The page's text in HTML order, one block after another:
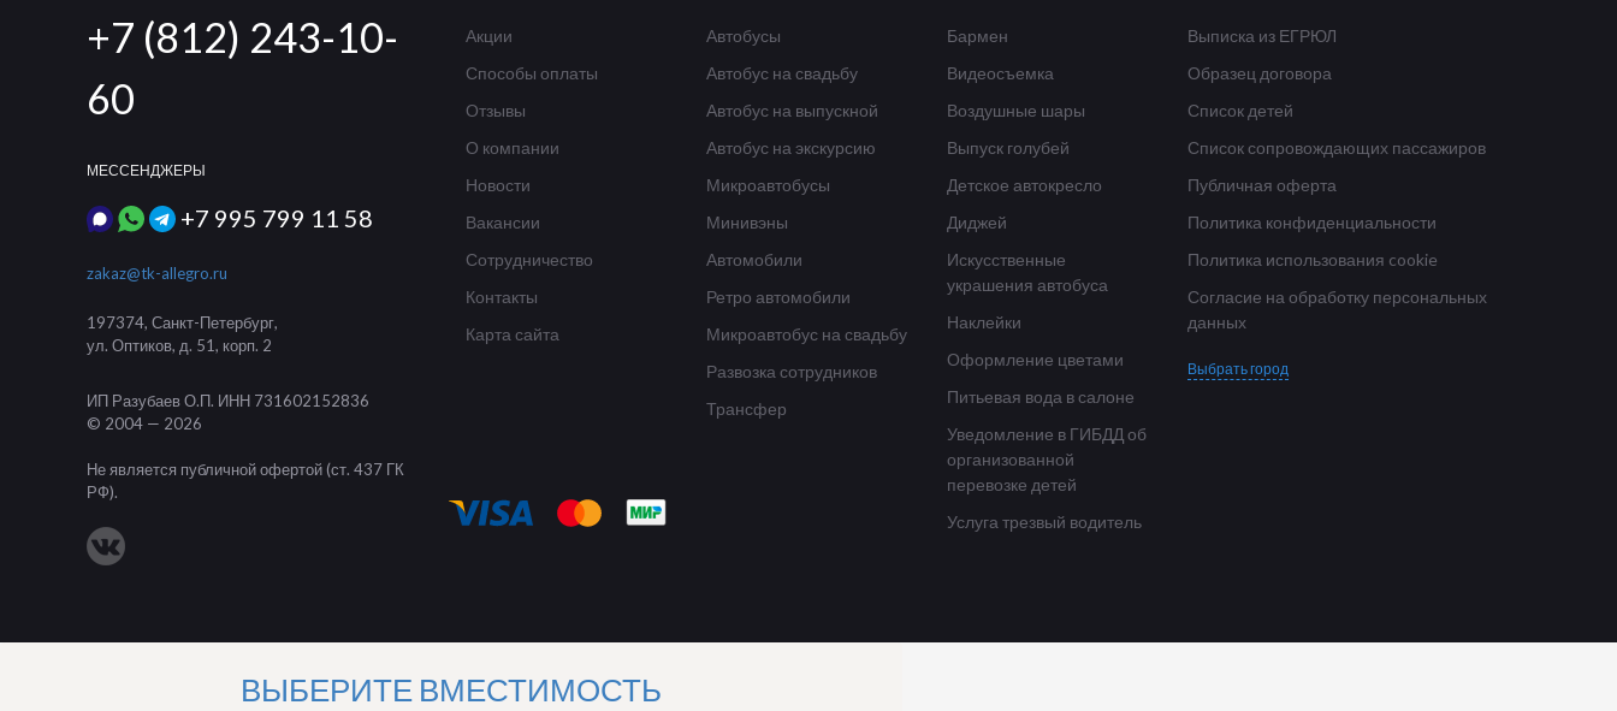
+7 (812) 243-10-
60
МЕССЕНДЖЕРЫ
+7 995 799 11 58
zakaz@tk-allegro.ru
197374, Санкт-Петербург,
ул. Оптиков, д. 51, корп. 2
ИП Разубаев О.П. ИНН 731602152836
© 2004 — 2026
Не является публичной офертой (ст. 437 ГК
РФ).
Акции
Способы оплаты
Отзывы
О компании
Новости
Вакансии
Сотрудничество
Контакты
Карта сайта
Автобусы
Автобус на свадьбу
Автобус на выпускной
Автобус на экскурсию
Микроавтобусы
Минивэны
Автомобили
Ретро автомобили
Микроавтобус на свадьбу
Развозка сотрудников
Трансфер
Бармен
Видеосъемка
Воздушные шары
Выпуск голубей
Детское автокресло
Диджей
Искусственные
украшения автобуса
Наклейки
Оформление цветами
Питьевая вода в салоне
Уведомление в ГИБДД об
организованной
перевозке детей
Услуга трезвый водитель
Выписка из ЕГРЮЛ
Образец договора
Список детей
Список сопровождающих пассажиров
Публичная оферта
Политика конфиденциальности
Политика использования cookie
Согласие на обработку персональных
данных
Выбрать город
ВЫБЕРИТЕ ВМЕСТИМОСТЬ